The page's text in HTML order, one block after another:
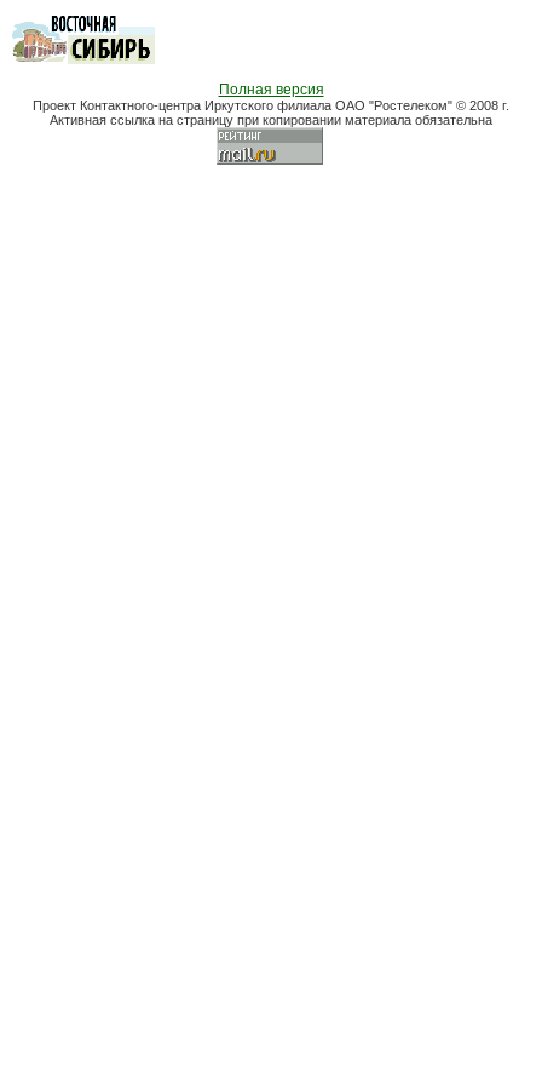
Полная версия
Проект Контактного-центра Иркутского филиала ОАО "Ростелеком" © 2008 г.
Активная ссылка на страницу при копировании материала обязательна